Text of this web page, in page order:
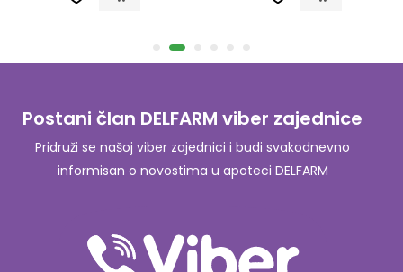
Postani član DELFARM viber zajednice
Pridruži se našoj viber zajednici i budi svakodnevno
informisan o novostima u apoteci DELFARM